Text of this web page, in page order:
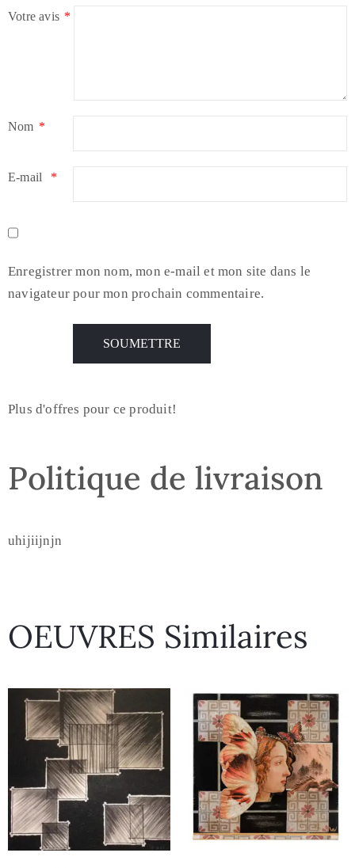
Votre avis *
Nom *
E-mail *
Enregistrer mon nom, mon e-mail et mon site dans le
navigateur pour mon prochain commentaire.
Plus d'offres pour ce produit!
Politique de livraison
uhijiijnjn
OEUVRES Similaires